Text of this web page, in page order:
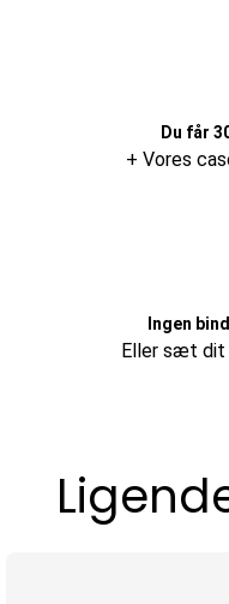
Du får
+ Vores
Ingen
Eller sæt dit